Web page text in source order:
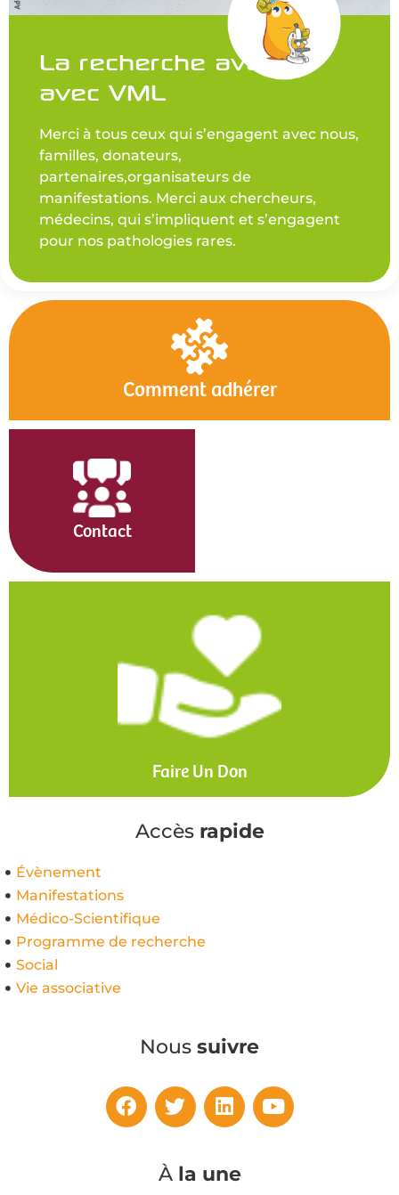
La recherche avance
avec VML
Merci à tous ceux qui s’engagent avec nous,
familles, donateurs,
partenaires,organisateurs de
manifestations. Merci aux chercheurs,
médecins, qui s’impliquent et s’engagent
pour nos pathologies rares.
Comment adhérer
Contact
Faire Un Don
Accès rapide
Évènement
Manifestations
Médico-Scientifique
Programme de recherche
Social
Vie associative
Nous suivre
À la une